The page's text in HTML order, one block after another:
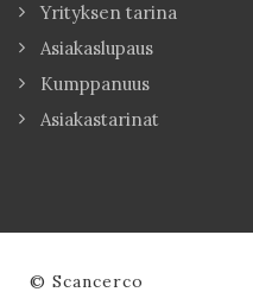
Yrityksen tarina
Asiakaslupaus
Kumppanuus
Asiakastarinat
© Scancerco